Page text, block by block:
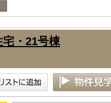
・21号棟